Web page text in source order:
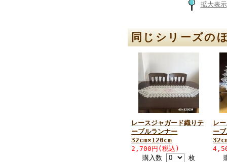
拡大表示
同じシリーズの
レースジャガード織りテ
ーブルランナー
32cm×120cm
2,700円(税込)
購入数
枚
レ
ー